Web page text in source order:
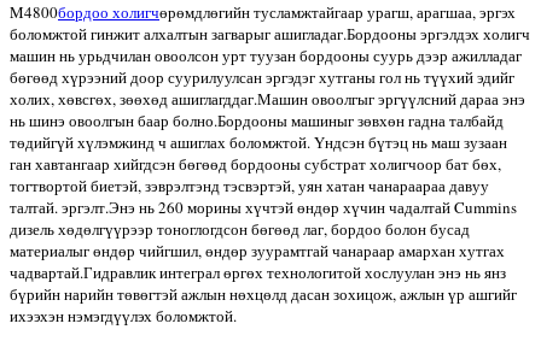
M4800бордоо холигчөрөмдлөгийн тусламжтайгаар урагш, арагшаа, эргэх
боломжтой гинжит алхалтын загварыг ашигладаг.Бордооны эргэлдэх холигч
машин нь урьдчилан овоолсон урт туузан бордооны суурь дээр ажилладаг
бөгөөд хүрээний доор суурилуулсан эргэдэг хутганы гол нь түүхий эдийг
холих, хөвсгөх, зөөхөд ашиглагддаг.Машин овоолгыг эргүүлсний дараа энэ
нь шинэ овоолгын баар болно.Бордооны машиныг зөвхөн гадна талбайд
төдийгүй хүлэмжинд ч ашиглах боломжтой. Үндсэн бүтэц нь маш зузаан
ган хавтангаар хийгдсэн бөгөөд бордооны субстрат холигчоор бат бөх,
тогтвортой биетэй, зэврэлтэнд тэсвэртэй, уян хатан чанараараа давуу
талтай. эргэлт.Энэ нь 260 морины хүчтэй өндөр хүчин чадалтай Cummins
дизель хөдөлгүүрээр тоноглогдсон бөгөөд лаг, бордоо болон бусад
материалыг өндөр чийгшил, өндөр зуурамтгай чанараар амархан хутгах
чадвартай.Гидравлик интеграл өргөх технологитой хослуулан энэ нь янз
бүрийн нарийн төвөгтэй ажлын нөхцөлд дасан зохицож, ажлын үр ашгийг
ихээхэн нэмэгдүүлэх боломжтой.